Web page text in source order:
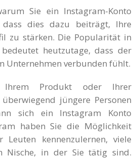
Sie ein Instagram-Konto
dies dazu beiträgt, Ihre
zu stärken. Die Popularität in
heutzutage, dass der
Unternehmen verbunden fühlt.
Produkt oder Ihrer
jüngere Personen
sich ein Instagram Konto
haben Sie die Möglichkeit
Leuten kennenzulernen, viele
Nische, in der Sie tätig sind.